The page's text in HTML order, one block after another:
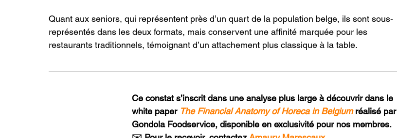
Quant aux seniors, qui représentent près d’un quart de la population belge, ils sont sous-
représentés dans les deux formats, mais conservent une affinité marquée pour les
restaurants traditionnels, témoignant d’un attachement plus classique à la table.
Ce constat s’inscrit dans une analyse plus large à découvrir dans le
white paper The Financial Anatomy of Horeca in Belgium réalisé par
Gondola Foodservice, disponible en exclusivité pour nos membres.